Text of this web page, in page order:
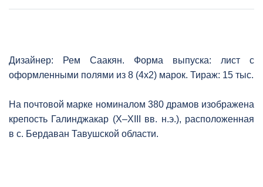
Дизайнер: Рем Саакян. Форма выпуска: лист с
оформленными полями из 8 (4х2) марок. Тираж: 15 тыс.
На почтовой марке номиналом 380 драмов изображена
крепость Галинджакар (X–XIII вв. н.э.), расположенная
в с. Бердаван Тавушской области.